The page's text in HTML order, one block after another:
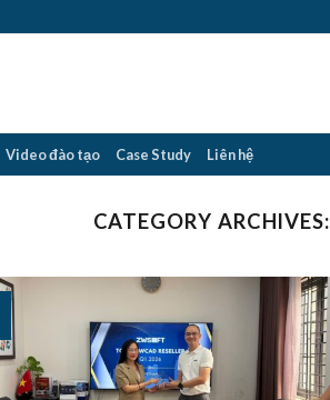
Video đào tạo Case Study Liên hệ
CATEGORY ARCHIVES: